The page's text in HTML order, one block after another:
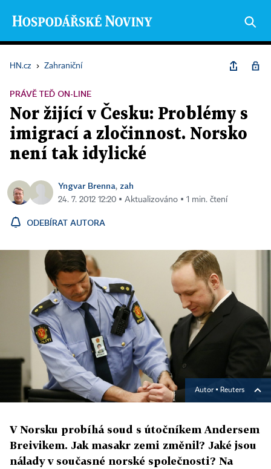
HN.cz › Zahraniční
PRÁVĚ TEĎ ON-LINE
Nor žijící v Česku: Problémy s
imigrací a zločinnost. Norsko
není tak idylické
Yngvar Brenna, zah
24. 7. 2012 12:20 ▪ Aktualizováno ▪ 1 min. čtení
ODEBÍRAT AUTORA
Autor ▪ Reuters
V Norsku probíhá soud s útočníkem Andersem
Breivikem. Jak masakr zemi změnil? Jaké jsou
nálady v současné norské společnosti? Na